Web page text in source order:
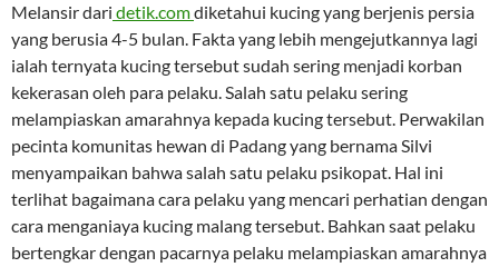
Melansir dari detik.comdiketahui kucing yang berjenis persia
yang berusia 4-5 bulan. Fakta yang lebih mengejutkannya lagi
ialah ternyata kucing tersebut sudah sering menjadi korban
kekerasan oleh para pelaku. Salah satu pelaku sering
melampiaskan amarahnya kepada kucing tersebut. Perwakilan
pecinta komunitas hewan di Padang yang bernama Silvi
menyampaikan bahwa salah satu pelaku psikopat. Hal ini
terlihat bagaimana cara pelaku yang mencari perhatian dengan
cara menganiaya kucing malang tersebut. Bahkan saat pelaku
bertengkar dengan pacarnya pelaku melampiaskan amarahnya